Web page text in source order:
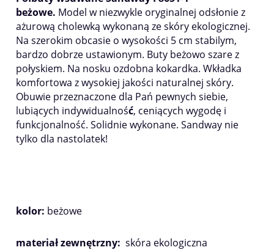
beżowe. Model w niezwykle oryginalnej odsłonie z
ażurową cholewką wykonaną ze skóry ekologicznej.
Na szerokim obcasie o wysokości 5 cm stabilym,
bardzo dobrze ustawionym. Buty beżowo szare z
połyskiem. Na nosku ozdobna kokardka. Wkładka
komfortowa z wysokiej jakości naturalnej skóry.
Obuwie przeznaczone dla Pań pewnych siebie,
lubiących indywidualność, ceniących wygodę i
funkcjonalność. Solidnie wykonane. Sandway nie
tylko dla nastolatek!
kolor: beżowe
materiał zewnętrzny: skóra ekologiczna